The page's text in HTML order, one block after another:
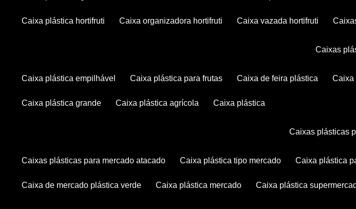
caixa plástica hortifruti caixa organizadora hortifruti caixa vazada hortifruti
caixas
caixa plástica empilhável caixa plástica para frutas caixa de feira plástica
caixa plástica grande caixa plástica agrícola caixa plástica
caixas plásticas
caixas plásticas para mercado atacado caixa plástica tipo mercado caixa plástica
caixa de mercado plástica verde caixa plástica mercado caixa plástica